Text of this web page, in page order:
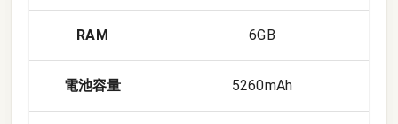
RAM 6GB
電池容量 5260mAh